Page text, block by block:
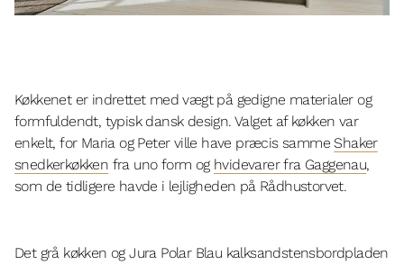
Køkkenet er indrettet med vægt på gedigne materialer og
formfuldendt, typisk dansk design. Valget af køkken var
enkelt, for Maria og Peter ville have præcis sammeShaker
snedkerkøkken fra uno form og hvidevarer fra Gaggenau,
som de tidligere havde i lejligheden på Rådhustorvet.
Det grå køkken og Jura Polar Blau kalksandstensbordpladen